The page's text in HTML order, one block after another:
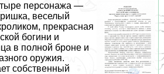
персонажа —
веселый
прекрасная
богини и
в полной броне и
оружия.
собственный